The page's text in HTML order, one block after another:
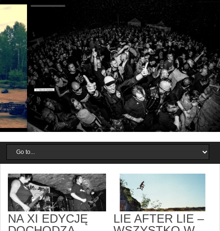
NA XI EDYCJĘ
LIE AFTER LIE –